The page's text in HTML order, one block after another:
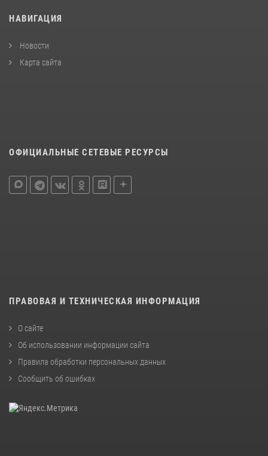
НАВИГАЦИЯ
Новости
Карта сайта
ОФИЦИАЛЬНЫЕ СЕТЕВЫЕ РЕСУРСЫ
ПРАВОВАЯ И ТЕХНИЧЕСКАЯ ИНФОРМАЦИЯ
О сайте
Об использовании информации сайта
Правила обработки персональных данных
Сообщить об ошибках